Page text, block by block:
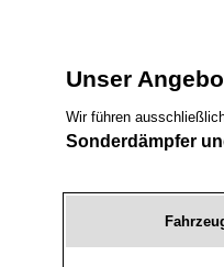
Unser
Wir führen
Sonderdämpfer